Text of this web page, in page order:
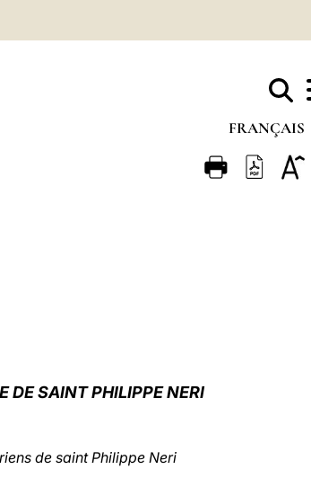
FRANÇAIS
FRANÇAIS
DE SAINT PHILIPPE NERI
de saint Philippe Neri